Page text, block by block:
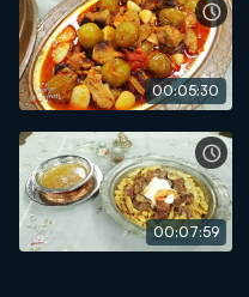
00:05:30
00:07:59